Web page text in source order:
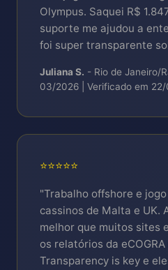
Olympus. Saquei R$
suporte me ajudou a
foi super transparente
Juliana S. - Rio de Janeiro/
03/2026 | Verificado em
⭐⭐⭐⭐⭐
"Trabalho offshore e
cassinos de Malta e UK.
melhor que muitos sites
os relatórios da
Transparency is key e